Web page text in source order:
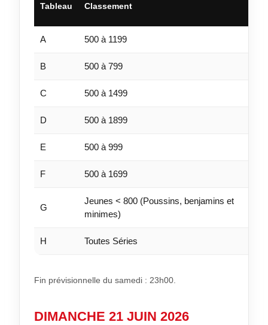
Tableau Classement
A 500 à 1199
B 500 à 799
C 500 à 1499
D 500 à 1899
E 500 à 999
F 500 à 1699
G
Jeunes < 800 (Poussins, benjamins et
minimes)
H Toutes Séries
Fin prévisionnelle du samedi : 23h00.
DIMANCHE 21 JUIN 2026